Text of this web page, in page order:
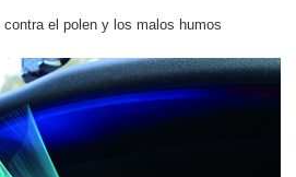
contra el polen y los malos humos